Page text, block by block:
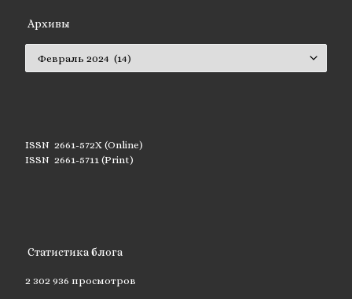
Архивы
ISSN 2661-572X (Online)
ISSN 2661-5711 (Print)
Статистика блога
2 302 936 просмотров